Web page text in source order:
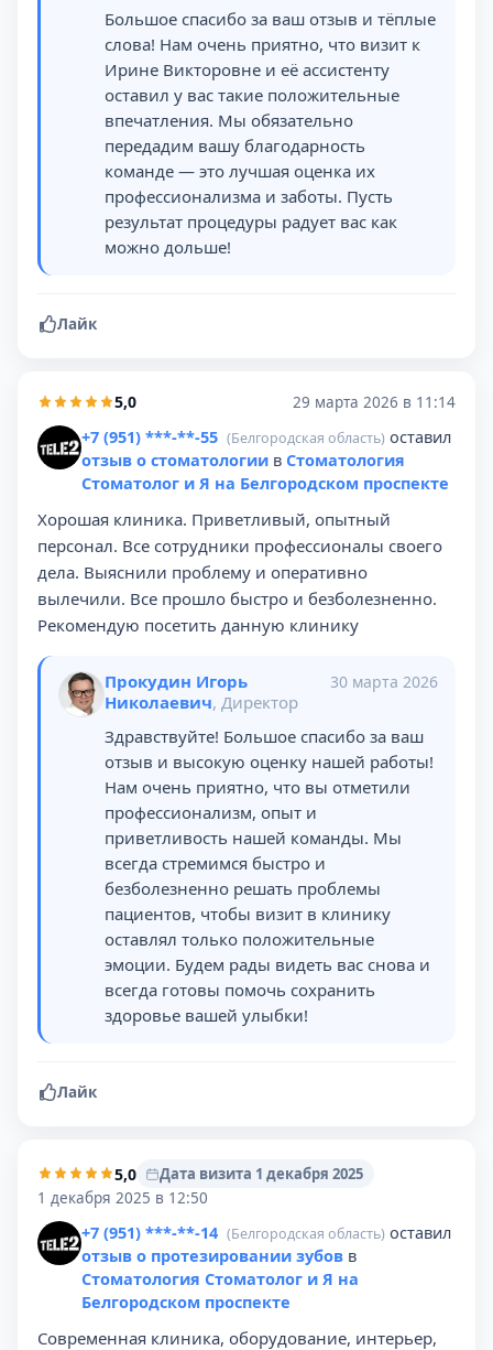
Большое спасибо за ваш отзыв и тёплые
слова! Нам очень приятно, что визит к
Ирине Викторовне и её ассистенту
оставил у вас такие положительные
впечатления. Мы обязательно
передадим вашу благодарность
команде — это лучшая оценка их
профессионализма и заботы. Пусть
результат процедуры радует вас как
можно дольше!
Лайк
5,0 29 марта 2026 в 11:14
+7 (951) ***-**-55 (Белгородская область) оставил
отзыв о стоматологии в Стоматология
Стоматолог и Я на Белгородском проспекте
Хорошая клиника. Приветливый, опытный
персонал. Все сотрудники профессионалы своего
дела. Выяснили проблему и оперативно
вылечили. Все прошло быстро и безболезненно.
Рекомендую посетить данную клинику
Прокудин Игорь
Николаевич, Директор
30 марта 2026
Здравствуйте! Большое спасибо за ваш
отзыв и высокую оценку нашей работы!
Нам очень приятно, что вы отметили
профессионализм, опыт и
приветливость нашей команды. Мы
всегда стремимся быстро и
безболезненно решать проблемы
пациентов, чтобы визит в клинику
оставлял только положительные
эмоции. Будем рады видеть вас снова и
всегда готовы помочь сохранить
здоровье вашей улыбки!
Лайк
5,0
Дата визита 1 декабря 2025
1 декабря 2025 в 12:50
+7 (951) ***-**-14 (Белгородская область) оставил
отзыв о протезировании зубов в
Стоматология Стоматолог и Я на
Белгородском проспекте
Современная клиника, оборудование, интерьер,